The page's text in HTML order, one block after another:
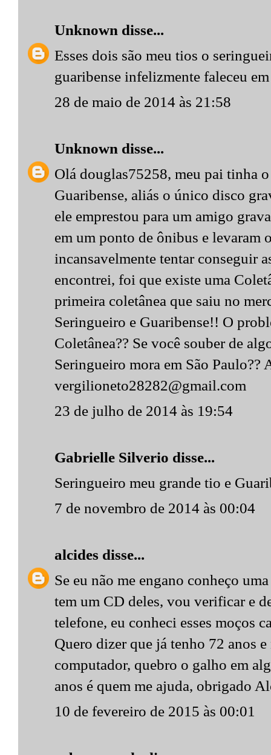
Unknown disse...
Esses dois são meu tios o
guaribense infelizmente faleceu
28 de maio de 2014 às 21:58
Unknown disse...
Olá douglas75258, meu pai tinha
Guaribense, aliás o único disco
ele emprestou para um amigo
em um ponto de ônibus e levaram
incansavelmente tentar conseguir
encontrei, foi que existe uma
primeira coletânea que saiu no
Seringueiro e Guaribense!! O
Coletânea?? Se você souber de
Seringueiro mora em São
vergilioneto28282@gmail.com
23 de julho de 2014 às 19:54
Gabrielle Silverio disse...
Seringueiro meu grande tio e
7 de novembro de 2014 às 00:04
alcides disse...
Se eu não me engano conheço
tem um CD deles, vou verificar e
telefone, eu conheci esses moços
Quero dizer que já tenho 72 anos
computador, quebro o galho em
anos é quem me ajuda, obrigado
10 de fevereiro de 2015 às 00:01